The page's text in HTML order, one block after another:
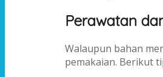
Perawatan
Walaupun bahan
pemakaian. Berikut